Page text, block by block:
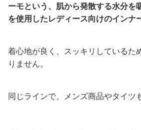
ーモという、肌から発散する水分を
を使用したレディース向けのインナ
着心地が良く、スッキリしているた
りません。
同じラインで、メンズ商品やタイツ